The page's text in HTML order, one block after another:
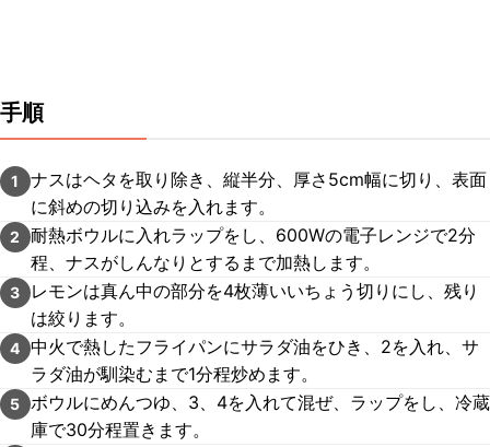
手順
1
ナスはヘタを取り除き、縦半分、厚さ5cm幅に切り、表面
に斜めの切り込みを入れます。
2
耐熱ボウルに入れラップをし、600Wの電子レンジで2分
程、ナスがしんなりとするまで加熱します。
3
レモンは真ん中の部分を4枚薄いいちょう切りにし、残り
は絞ります。
4 中火で熱したフライパンにサラダ油をひき、2を入れ、サ
ラダ油が馴染むまで1分程炒めます。
5 ボウルにめんつゆ、3、4を入れて混ぜ、ラップをし、冷蔵
庫で30分程置きます。